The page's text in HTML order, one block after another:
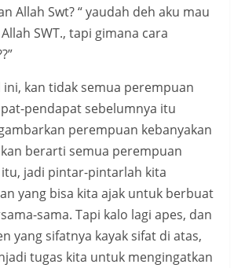
Allah Swt? “ yaudah deh aku mau
SWT., tapi gimana cara
kan tidak semua perempuan
pendapat sebelumnya itu
perempuan kebanyakan
berarti semua perempuan
jadi pintar-pintarlah kita
yang bisa kita ajak untuk berbuat
sama. Tapi kalo lagi apes, dan
yang sifatnya kayak sifat di atas,
tugas kita untuk mengingatkan